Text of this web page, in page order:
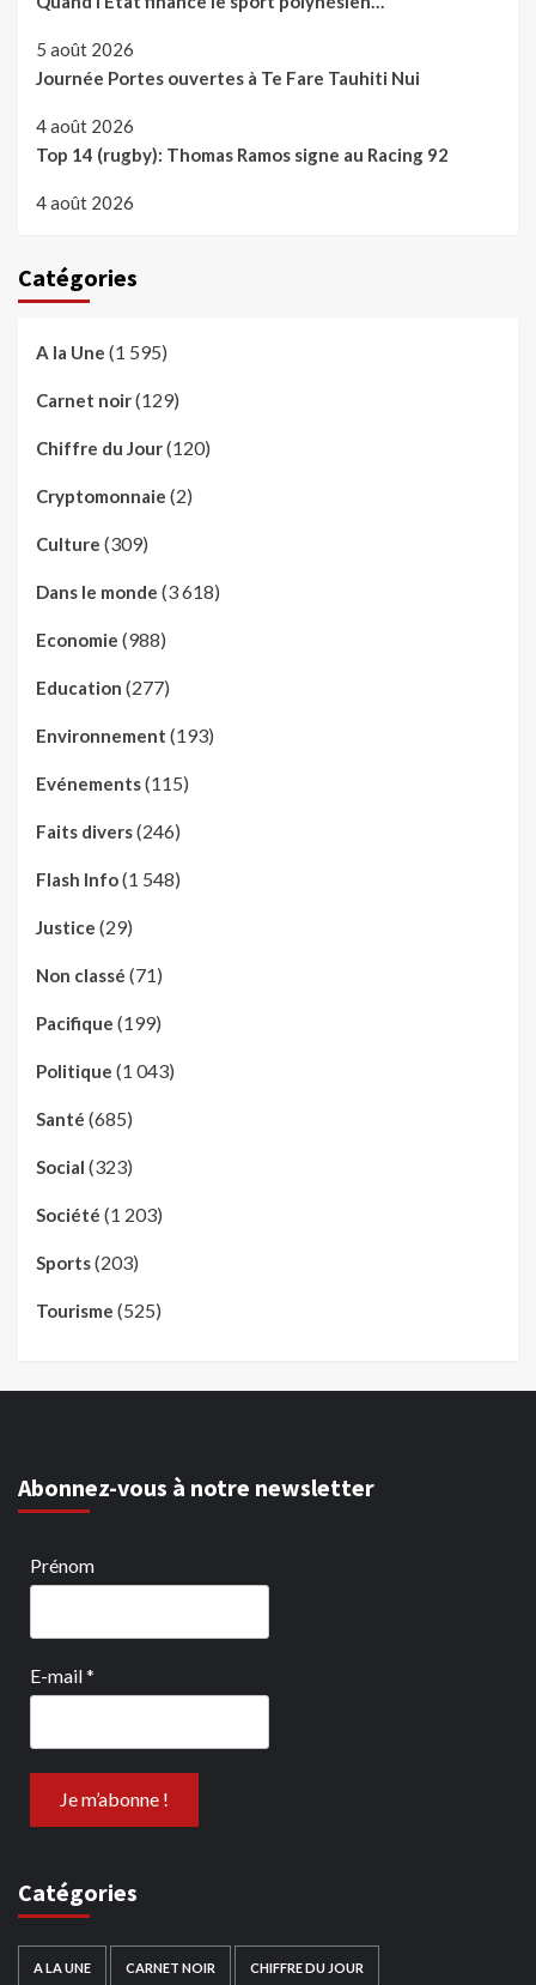
5 août 2026
Journée Portes ouvertes à Te Fare Tauhiti Nui
4 août 2026
Top 14 (rugby): Thomas Ramos signe au Racing 92
4 août 2026
Catégories
A la Une (1 595)
Carnet noir(129)
Chiffre du Jour(120)
Cryptomonnaie (2)
Culture (309)
Dans le monde (3 618)
Economie (988)
Education (277)
Environnement (193)
Evénements(115)
Faits divers(246)
Flash Info(1 548)
Justice (29)
Non classé (71)
Pacifique (199)
Politique (1 043)
Santé (685)
Social (323)
Société (1 203)
Sports(203)
Tourisme (525)
Abonnez-vous à notre newsletter
Prénom
E-mail*
Catégories
A LA UNE CARNET NOIR CHIFFRE DU JOUR